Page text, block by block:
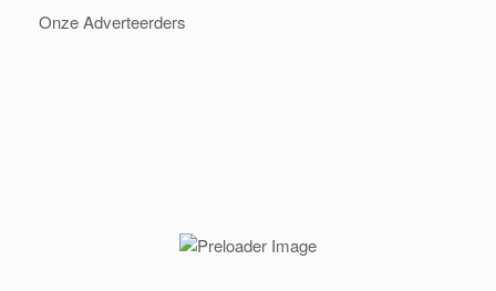
Onze Adverteerders